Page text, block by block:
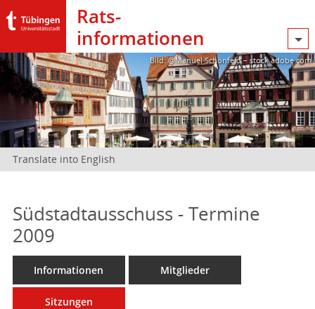
Rats­
informationen
Bild: @Manuel Schönfeld – stock.adobe.com
Translate into English
Südstadtausschuss - Termine
2009
Informationen Mitglieder
Sitzungen